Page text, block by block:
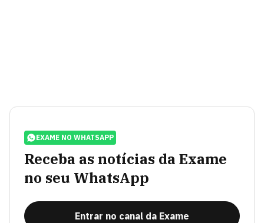
EXAME NO WHATSAPP
Receba as notícias da Exame
no seu WhatsApp
Entrar no canal da Exame